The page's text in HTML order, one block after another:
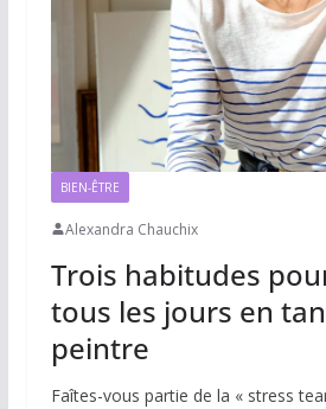
BIEN-ÊTRE
Alexandra Chauchix
Trois habitudes
tous les jours en
peintre
Faîtes-vous partie de la « stress